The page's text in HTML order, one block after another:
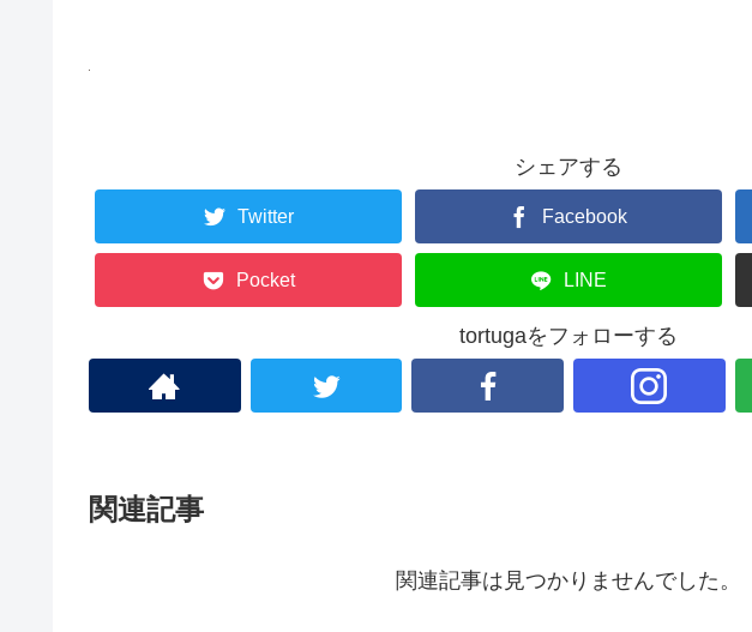
シェアする
Twitter Facebook
Pocket LINE
tortugaをフォローする
関連記事
関連記事は見つかりませんでした。